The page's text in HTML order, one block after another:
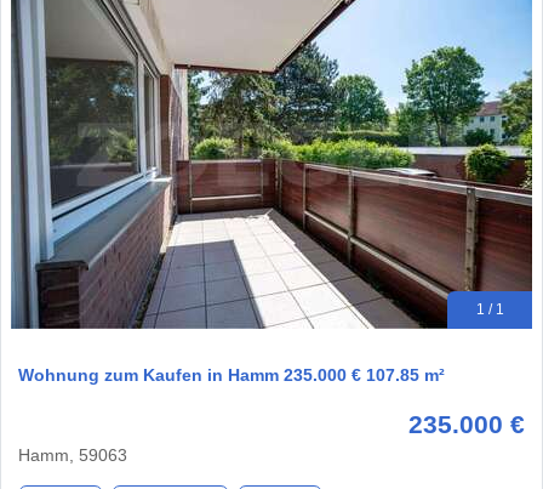
1 / 1
Wohnung zum Kaufen in Hamm 235.000 € 107.85 m²
235.000 €
Hamm, 59063